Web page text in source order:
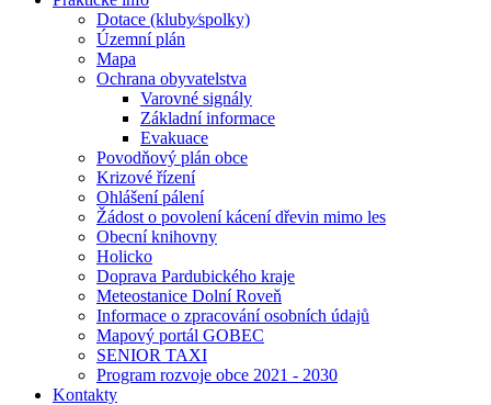
Dotace (kluby⁄spolky)
Územní plán
Mapa
Ochrana obyvatelstva
Varovné signály
Základní informace
Evakuace
Povodňový plán obce
Krizové řízení
Ohlášení pálení
Žádost o povolení kácení dřevin mimo les
Obecní knihovny
Holicko
Doprava Pardubického kraje
Meteostanice Dolní Roveň
Informace o zpracování osobních údajů
Mapový portál GOBEC
SENIOR TAXI
Program rozvoje obce 2021 - 2030
Kontakty